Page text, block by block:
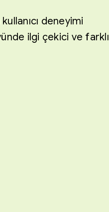
deneyimi
ilgi çekici ve farklı